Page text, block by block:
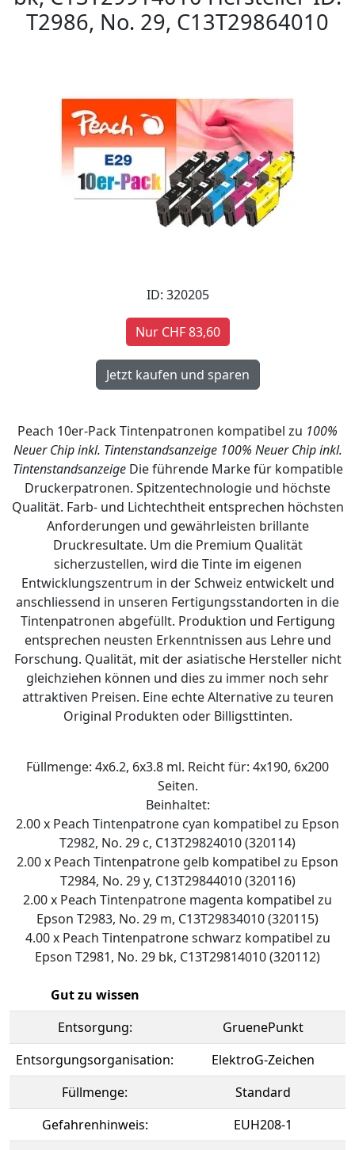
T2986, No. 29, C13T29864010
ID: 320205
Nur CHF 83,60
Peach 10er-Pack Tintenpatronen kompatibel zu 100%
Neuer Chip inkl. Tintenstandsanzeige 100% Neuer Chip inkl.
TintenstandsanzeigeDie führende Marke für kompatible
Druckerpatronen. Spitzentechnologie und höchste
Qualität. Farb- und Lichtechtheit entsprechen höchsten
Anforderungen und gewährleisten brillante
Druckresultate. Um die Premium Qualität
sicherzustellen, wird die Tinte im eigenen
Entwicklungszentrum in der Schweiz entwickelt und
anschliessend in unseren Fertigungsstandorten in die
Tintenpatronen abgefüllt. Produktion und Fertigung
entsprechen neusten Erkenntnissen aus Lehre und
Forschung. Qualität, mit der asiatische Hersteller nicht
gleichziehen können und dies zu immer noch sehr
attraktiven Preisen. Eine echte Alternative zu teuren
Original Produkten oder Billigsttinten.
Füllmenge: 4x6.2, 6x3.8 ml. Reicht für: 4x190, 6x200
Seiten.
Beinhaltet:
2.00 x Peach Tintenpatrone cyan kompatibel zu Epson
T2982, No. 29 c, C13T29824010 (320114)
2.00 x Peach Tintenpatrone gelb kompatibel zu Epson
T2984, No. 29 y, C13T29844010 (320116)
2.00 x Peach Tintenpatrone magenta kompatibel zu
Epson T2983, No. 29 m, C13T29834010 (320115)
4.00 x Peach Tintenpatrone schwarz kompatibel zu
Epson T2981, No. 29 bk, C13T29814010 (320112)
Gut zu wissen
Entsorgung:
GruenePunkt
Entsorgungsorganisation:
ElektroG-Zeichen
Füllmenge:
Standard
Gefahrenhinweis:
EUH208-1